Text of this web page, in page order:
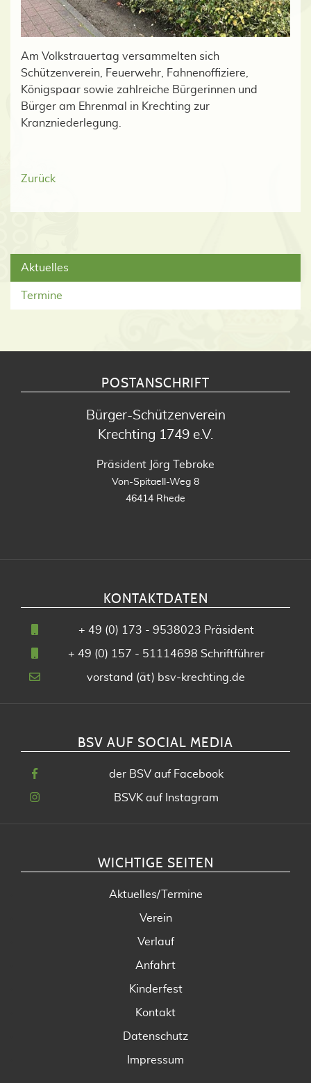
Am Volkstrauertag versammelten sich
Schützenverein, Feuerwehr, Fahnenoffiziere,
Königspaar sowie zahlreiche Bürgerinnen und
Bürger am Ehrenmal in Krechting zur
Kranzniederlegung.
Zurück
Aktuelles
Termine
POSTANSCHRIFT
Bürger-Schützenverein
Krechting 1749 e.V.
Präsident Jörg Tebroke
Von-Spitaell-Weg 8
46414 Rhede
KONTAKTDATEN
+ 49 (0) 173 - 9538023 Präsident
+ 49 (0) 157 - 51114698 Schriftführer
vorstand (ät) bsv-krechting.de
BSV AUF SOCIAL MEDIA
der BSV auf Facebook
BSVK auf Instagram
WICHTIGE SEITEN
Aktuelles/Termine
Verein
Verlauf
Anfahrt
Kinderfest
Kontakt
Datenschutz
Impressum